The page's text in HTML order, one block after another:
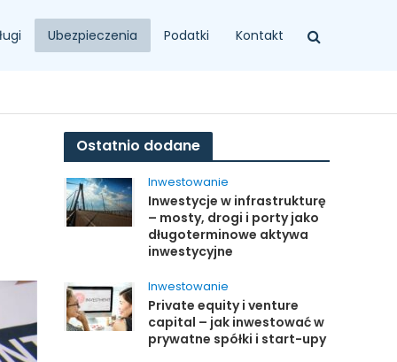
Ubezpieczenia Podatki Kontakt
Ostatnio dodane
Inwestowanie
Inwestycje w infrastrukturę
– mosty, drogi i porty jako
długoterminowe aktywa
inwestycyjne
Inwestowanie
Private equity i venture
capital – jak inwestować w
prywatne spółki i start-upy